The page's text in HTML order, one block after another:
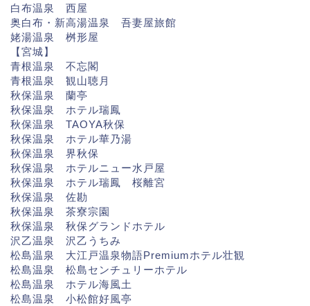
白布温泉 西屋
奥白布・新高湯温泉 吾妻屋旅館
姥湯温泉 桝形屋
【宮城】
青根温泉 不忘閣
青根温泉 観山聴月
秋保温泉 蘭亭
秋保温泉 ホテル瑞鳳
秋保温泉 TAOYA秋保
秋保温泉 ホテル華乃湯
秋保温泉 界秋保
秋保温泉 ホテルニュー水戸屋
秋保温泉 ホテル瑞鳳 桜離宮
秋保温泉 佐勘
秋保温泉 茶寮宗園
秋保温泉 秋保グランドホテル
沢乙温泉 沢乙うちみ
松島温泉 大江戸温泉物語Premiumホテル壮観
松島温泉 松島センチュリーホテル
松島温泉 ホテル海風土
松島温泉 小松館好風亭